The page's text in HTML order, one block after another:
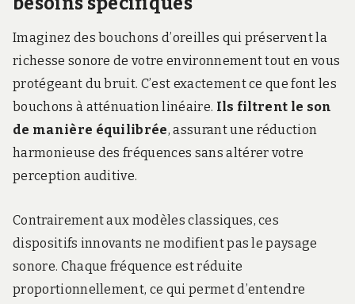
Imaginez des bouchons d’oreilles qui préservent la
richesse sonore de votre environnement tout en vous
protégeant du bruit. C’est exactement ce que font les
bouchons à atténuation linéaire. Ils filtrent le son
de manière équilibrée, assurant une réduction
harmonieuse des fréquences sans altérer votre
perception auditive.
Contrairement aux modèles classiques, ces
dispositifs innovants ne modifient pas le paysage
sonore. Chaque fréquence est réduite
proportionnellement, ce qui permet d’entendre